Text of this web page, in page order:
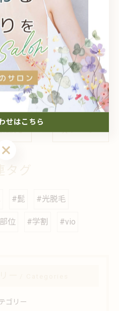
タグ
#髭 #光脱毛
位 #学割 #vio
ゴリー
せはこちら